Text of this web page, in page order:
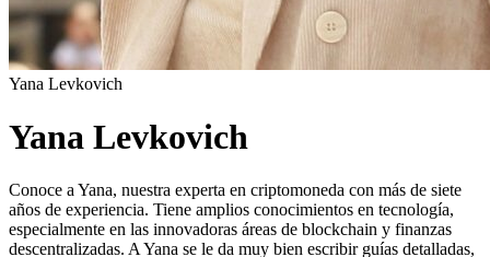
Yana Levkovich
Yana Levkovich
Conoce a Yana, nuestra experta en criptomoneda con más de siete
años de experiencia. Tiene amplios conocimientos en tecnología,
especialmente en las innovadoras áreas de blockchain y finanzas
descentralizadas. A Yana se le da muy bien escribir guías detalladas,